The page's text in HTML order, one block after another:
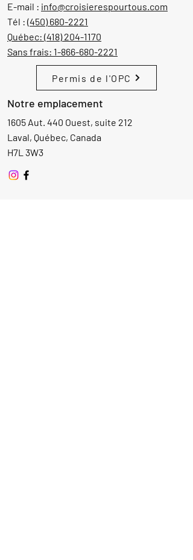
E-mail : info@croisierespourtous.com
Tél : (450) 680-2221
Québec: (418) 204-1170
Sans frais: 1-866-680-2221
Permis de l'OPC
Notre emplacement
1605 Aut. 440 Ouest, suite 212
Laval, Québec, Canada
H7L 3W3